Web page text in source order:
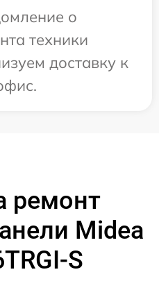
о
техники
доставку к
ремонт
Midea
S